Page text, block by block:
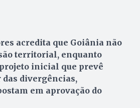
acredita que Goiânia não
territorial, enquanto
inicial que prevê
das divergências,
em aprovação do